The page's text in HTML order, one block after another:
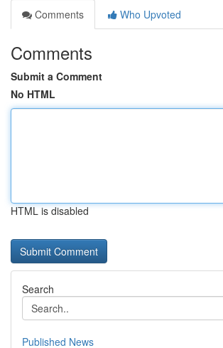
Comments
Who Upvoted
Comments
Submit a Comment
No HTML
HTML is disabled
Search
Published News